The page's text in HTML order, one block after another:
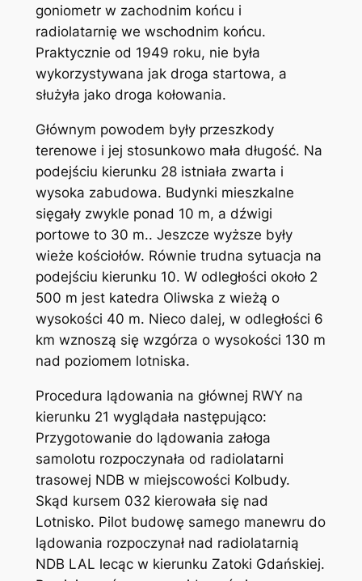
goniometr w zachodnim końcu i
radiolatarnię we wschodnim końcu.
Praktycznie od 1949 roku, nie była
wykorzystywana jak droga startowa, a
służyła jako droga kołowania.
Głównym powodem były przeszkody
terenowe i jej stosunkowo mała długość. Na
podejściu kierunku 28 istniała zwarta i
wysoka zabudowa. Budynki mieszkalne
sięgały zwykle ponad 10 m, a dźwigi
portowe to 30 m.. Jeszcze wyższe były
wieże kościołów. Równie trudna sytuacja na
podejściu kierunku 10. W odległości około 2
500 m jest katedra Oliwska z wieżą o
wysokości 40 m. Nieco dalej, w odległości 6
km wznoszą się wzgórza o wysokości 130 m
nad poziomem lotniska.
Procedura lądowania na głównej RWY na
kierunku 21 wyglądała następująco:
Przygotowanie do lądowania załoga
samolotu rozpoczynała od radiolatarni
trasowej NDB w miejscowości Kolbudy.
Skąd kursem 032 kierowała się nad
Lotnisko. Pilot budowę samego manewru do
lądowania rozpoczynał nad radiolatarnią
NDB LAL lecąc w kierunku Zatoki Gdańskiej.